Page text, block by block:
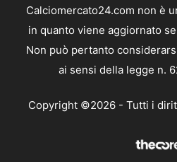
Calciomercato24.com non è
in quanto viene aggiornato
Non può pertanto
ai sensi della legge n.
Copyright ©2026 - Tutti i